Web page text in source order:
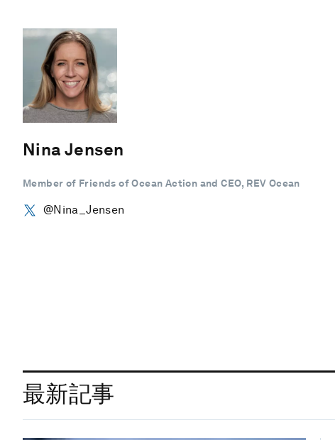
Nina Jensen
Member of Friends of Ocean Action and CEO, REV Ocean
@Nina_Jensen
最新記事